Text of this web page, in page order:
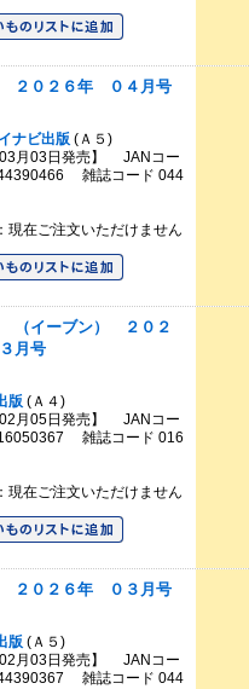
２０２６年 ０４月号
ナビ出版(Ａ５)
03月03日発売】 JANコー
雑誌コード 044
現在ご注文いただけません
（イーブン） ２０２
月号
版(Ａ４)
02月05日発売】 JANコー
雑誌コード 016
現在ご注文いただけません
２０２６年 ０３月号
版(Ａ５)
02月03日発売】 JANコー
雑誌コード 044